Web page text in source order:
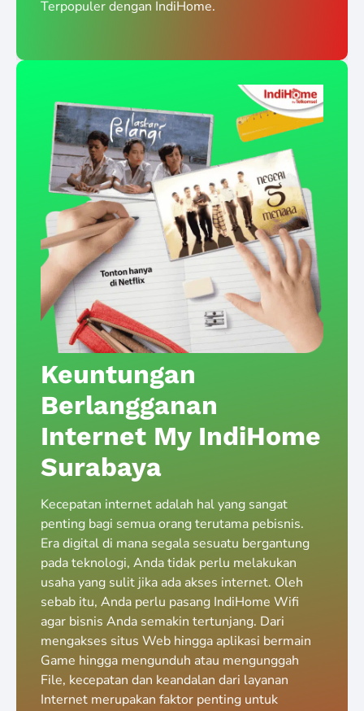
Terpopuler dengan IndiHome.
Keuntungan
Berlangganan
Internet My IndiHome
Surabaya
Kecepatan internet adalah hal yang sangat
penting bagi semua orang terutama pebisnis.
Era digital di mana segala sesuatu bergantung
pada teknologi, Anda tidak perlu melakukan
usaha yang sulit jika ada akses internet. Oleh
sebab itu, Anda perlu pasang IndiHome Wifi
agar bisnis Anda semakin tertunjang. Dari
mengakses situs Web hingga aplikasi bermain
Game hingga mengunduh atau mengunggah
File, kecepatan dan keandalan dari layanan
Internet merupakan faktor penting untuk